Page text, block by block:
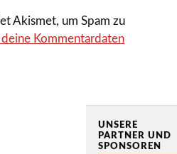
Akismet, um Spam zu
deine Kommentardaten
UNSERE
PARTNER UND
SPONSOREN